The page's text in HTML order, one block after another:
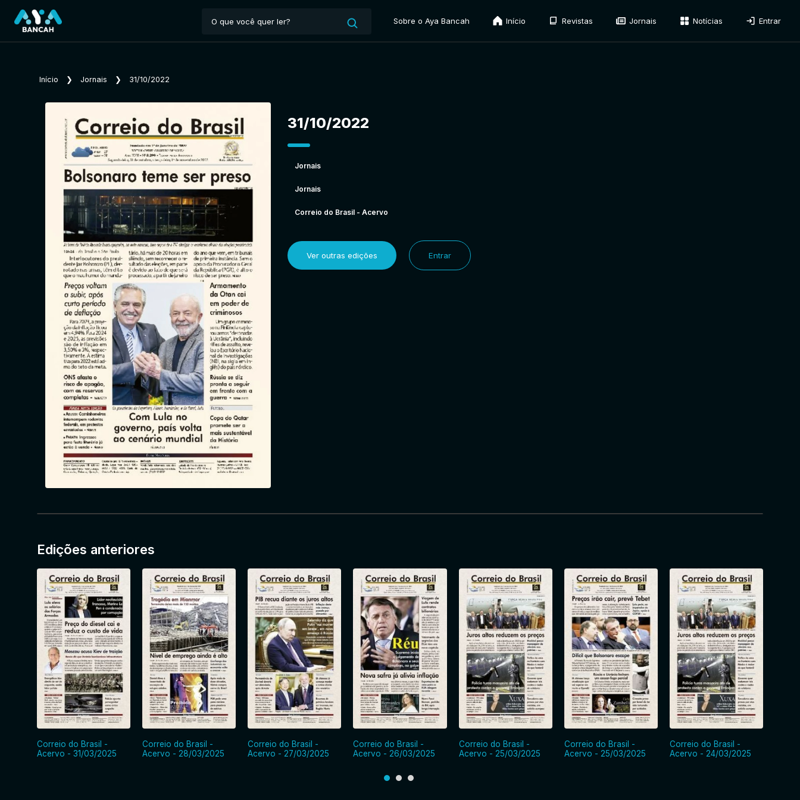
Sobre o Aya Bancah Início Revistas Jornais Notícias Entrar
Início ❯ Jornais ❯ 31/10/2022
31/10/2022
Jornais
Jornais
Correio do Brasil - Acervo
Ver outras edições Entrar
Edições anteriores
Correio do Brasil -
Acervo - 31/03/2025
Correio do Brasil -
Acervo - 28/03/2025
Correio do Brasil -
Acervo - 27/03/2025
Correio do Brasil -
Acervo - 26/03/2025
Correio do Brasil -
Acervo - 25/03/2025
Correio do Brasil -
Acervo - 25/03/2025
Correio do Brasil -
Acervo - 24/03/2025